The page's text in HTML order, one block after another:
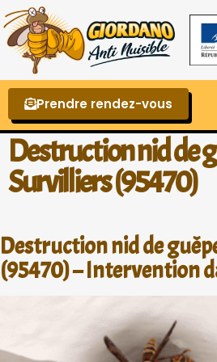
Prendre rendez-vous
Destruction nid de
Survilliers (95470)
Destruction nid de
(95470) – Intervention